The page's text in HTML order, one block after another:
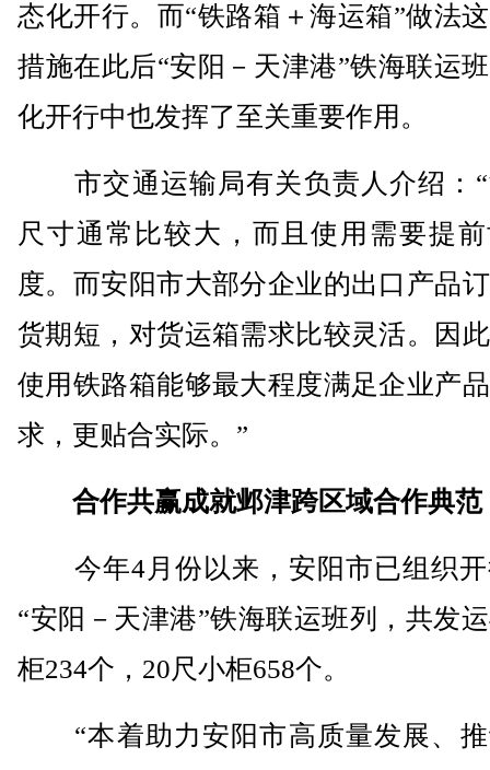
态化开行。而“铁路箱＋海运箱”做法
措施在此后“安阳－天津港”铁海联运
化开行中也发挥了至关重要作用。
市交通运输局有关负责人介绍：“
尺寸通常比较大，而且使用需要提
度。而安阳市大部分企业的出口产品
货期短，对货运箱需求比较灵活。因
使用铁路箱能够最大程度满足企业产
求，更贴合实际。”
合作共赢成就邺津跨区域合作典范
今年4月份以来，安阳市已组织开
“安阳－天津港”铁海联运班列，共发
柜234个，20尺小柜658个。
“本着助力安阳市高质量发展、推